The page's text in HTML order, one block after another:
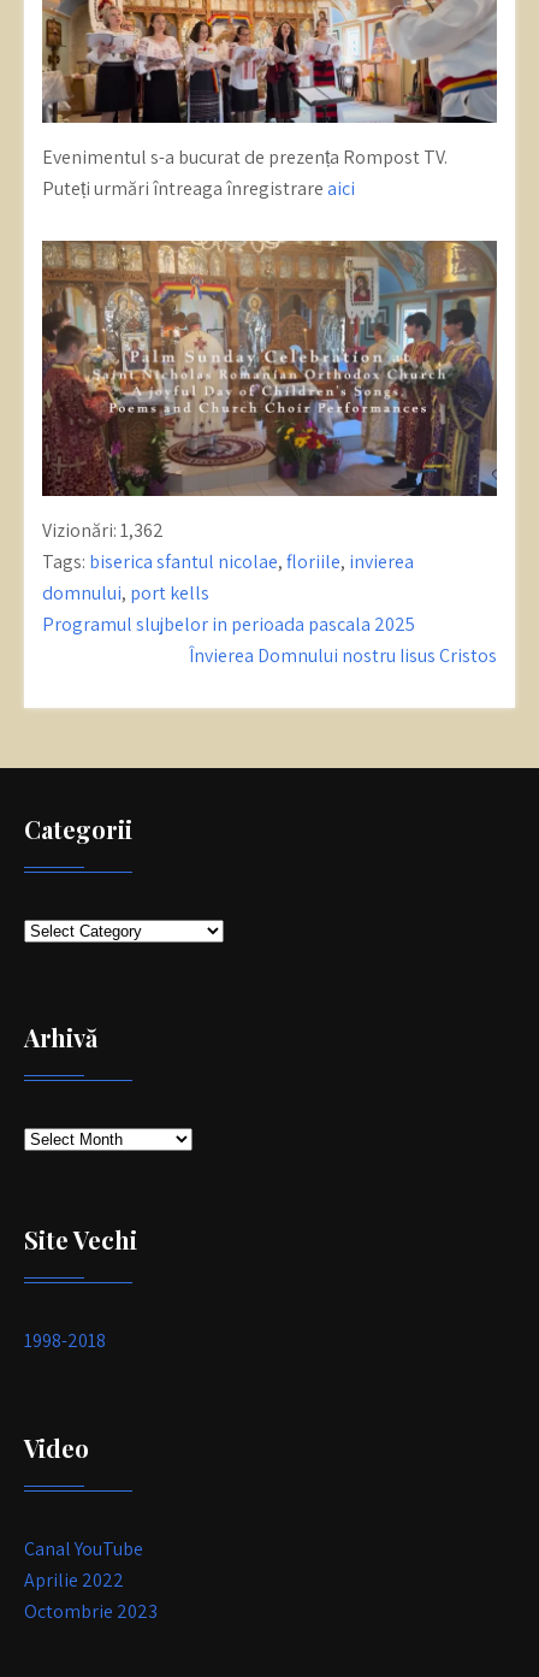
Evenimentul s-a bucurat de prezența Rompost TV.
Puteți urmări întreaga înregistrareaici
Vizionări:1,362
Tags: biserica sfantul nicolae,floriile, invierea
domnului, port kells
Post
navigation
Programul slujbelor in perioada pascala 2025
Învierea Domnului nostru Iisus Cristos
Categorii
Categorii
Arhivă
Arhivă
Site Vechi
1998-2018
Video
Canal YouTube
Aprilie 2022
Octombrie 2023